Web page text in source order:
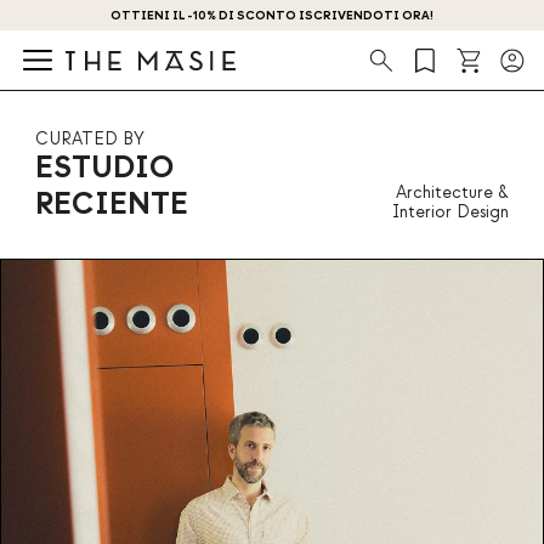
OTTIENI IL -10% DI SCONTO ISCRIVENDOTI ORA!
Ricerca
CURATED BY
ESTUDIO
RECIENTE
Architecture &
Interior Design